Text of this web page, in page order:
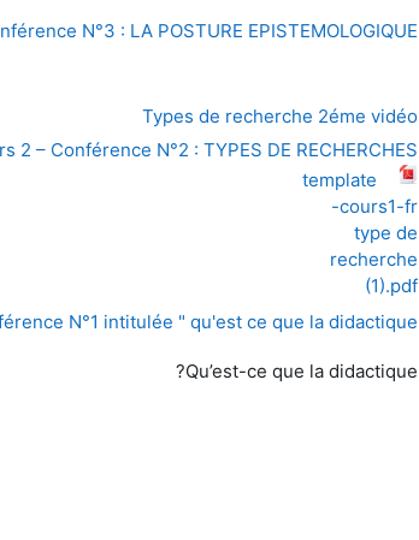
N°3 : LA POSTURE EPISTEMOLOGIQUE
Types de recherche 2éme vidéo
2 – Conférence N°2 : TYPES DE RECHERCHES
template
-cours1-fr
type de
recherche
(1).pdf
N°1 intitulée " qu'est ce que la didactique "
Qu’est-ce que la didactique?